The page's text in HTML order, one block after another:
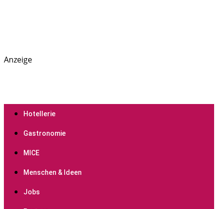
PREGAS: News- und Presseportal für die Hotellerie,
Anzeige
Hotellerie
Gastronomie
MICE
Menschen & Ideen
Jobs